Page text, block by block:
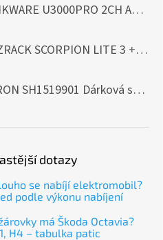
THINKWARE U3000PRO 2CH Autokamera 4K+2K, HDR, WiFi, GPS, BT, mikrovlnné senzory
produktu je 5 z 5 hvězdiček.
SCORPION LITE 3 + Cashback 500 Kč jako dodatečná sleva za platbu předem
produktu je 5 z 5 hvězdiček.
SHERON SH1519901 Dárková sada EXTERIÉR
produktu je 5 z 5 hvězdiček.
dotazy
se nabíjí elektromobil?
podle výkonu nabíjení
má Škoda Octavia?
H4 – tabulka patic